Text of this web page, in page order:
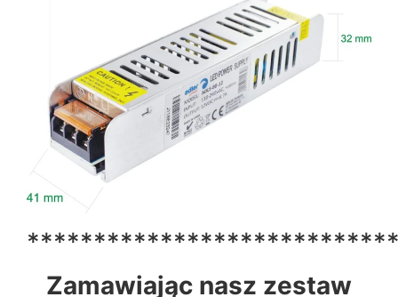
Zamawiając nasz zestaw